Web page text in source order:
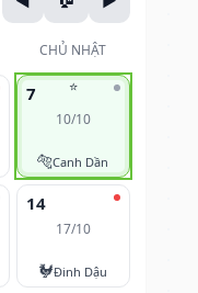
CHỦ NHẬT
⭐
7
10/10
🐅Canh Dần
14
17/10
🐓Đinh Dậu